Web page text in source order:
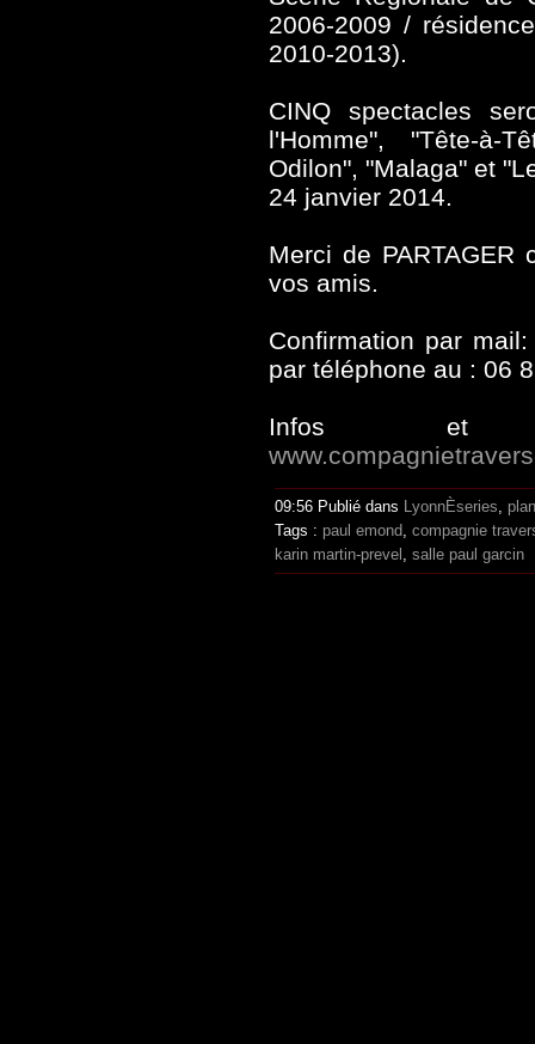
2006-2009 /
2010-2013).
CINQ spectacles
l'Homme", "Tête-à-
Odilon", "Malaga" et
24 janvier 2014.
Merci de
vos amis.
Confirmation par
par téléphone au : 06
Infos et
09:56 Publié dans LyonnÈseries
Tags : paul emond compagnie
karin martin-prevel
salle paul garcin